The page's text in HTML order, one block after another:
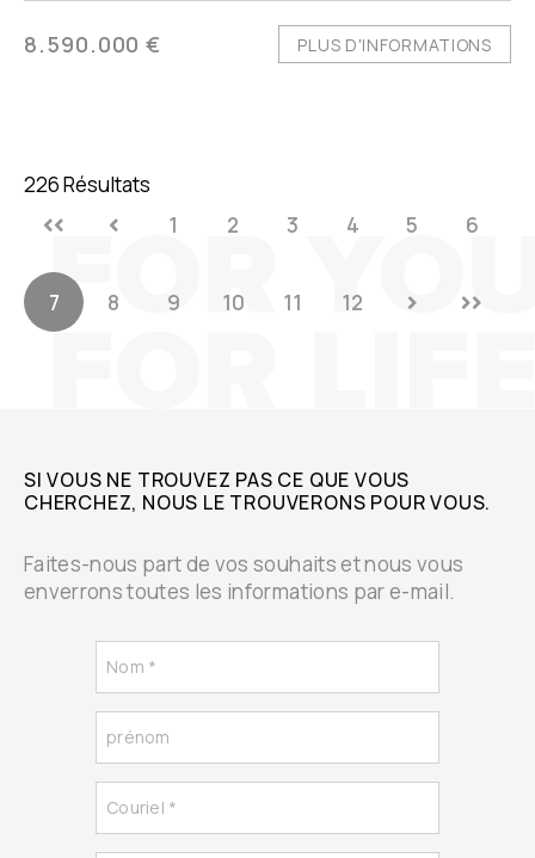
8.590.000 € PLUS D'INFORMATIONS
226 Résultats
1
2 3 4 5 6
7 8 9 10 11 12
SI VOUS NE TROUVEZ PAS CE QUE VOUS
CHERCHEZ, NOUS LE TROUVERONS POUR VOUS.
Faites-nous part de vos souhaits et nous vous
enverrons toutes les informations par e-mail.